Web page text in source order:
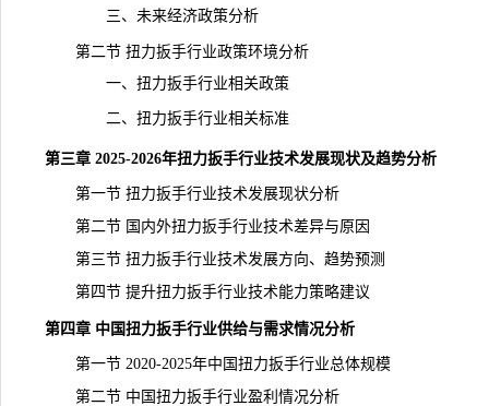
三、未来经济政策分析
第二节 扭力扳手行业政策环境分析
一、扭力扳手行业相关政策
二、扭力扳手行业相关标准
第三章 2025-2026年扭力扳手行业技术发展现状及趋势分析
第一节 扭力扳手行业技术发展现状分析
第二节 国内外扭力扳手行业技术差异与原因
第三节 扭力扳手行业技术发展方向、趋势预测
第四节 提升扭力扳手行业技术能力策略建议
第四章 中国扭力扳手行业供给与需求情况分析
第一节 2020-2025年中国扭力扳手行业总体规模
第二节 中国扭力扳手行业盈利情况分析